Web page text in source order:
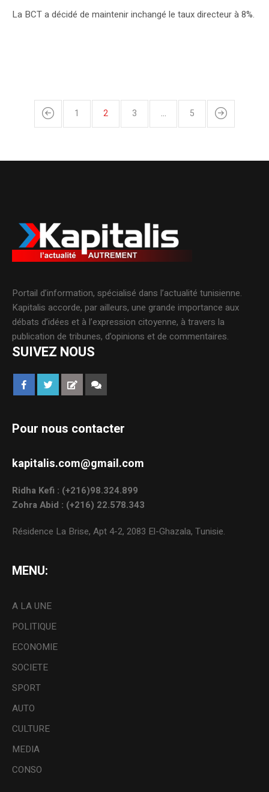
La BCT a décidé de maintenir inchangé le taux directeur à 8%.
1 2 3 … 5
Portail d’information, spécialisé dans l’actualité tunisienne.
Kapitalis accorde, par ailleurs, une grande importance aux
débats d’idées et à l’expression citoyenne, à travers la
publication de tribunes, d’opinions et de commentaires.
SUIVEZ NOUS
Pour nous contacter
kapitalis.com@gmail.com
Ridha Kefi : (+216)98.324.899
Zohra Abid : (+216) 22.578.343
Résidence La Brise, Apt 4-2, 2083 El-Ghazala, Tunisie.
MENU:
A LA UNE
POLITIQUE
ECONOMIE
SOCIETE
SPORT
AUTO
CULTURE
MEDIA
CONSO